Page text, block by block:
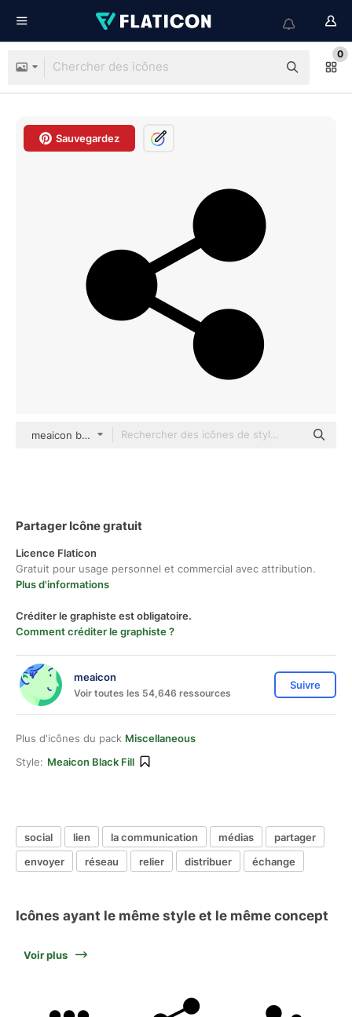
0
Sauvegardez
meaicon black fill
Partager Icône gratuit
Licence Flaticon
Gratuit pour usage personnel et commercial avec attribution.
Plus d'informations
Créditer le graphiste est obligatoire.
Comment créditer le graphiste ?
meaicon
Voir toutes les 54,646 ressources
Suivre
Plus d'icônes du pack Miscellaneous
Style: Meaicon Black Fill
social lien la communication médias
partager
envoyer
réseau relier distribuer échange
Icônes ayant le même style et le même concept
Voir plus